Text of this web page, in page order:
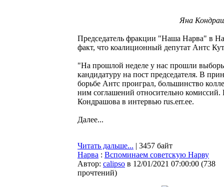
Яна
Председатель фракции "Наша Нарва" в
факт, что коалиционный депутат Антс
"На прошлой неделе у нас прошли
кандидатуру на пост председателя. В
борьбе Антс проиграл, большинство
ним соглашений относительно
Кондрашова в интервью rus.err.ee.
Далее...
Читать дальше... | 3457 байт
Нарва : Вспоминаем советскую Нарву
Автор: calipso в 12/01/2021 07:00:00 (738
прочтений)